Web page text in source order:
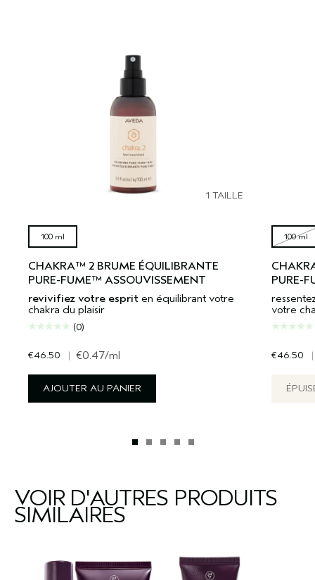
1 TAILLE
100 ml
CHAKRA™ 2 BRUME ÉQUILIBRANTE
PURE-FUME™ ASSOUVISSEMENT
revivifiez votre esprit en équilibrant votre
chakra du plaisir
(0)
€46.50 | €0.47/ml
AJOUTER AU PANIER
100 ml
PURE-
votre
€46.50 |
VOIR D'AUTRES PRODUITS
SIMILAIRES